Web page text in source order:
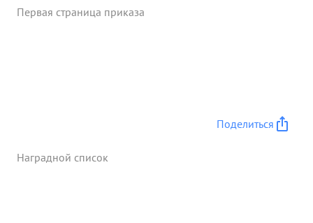
Зис-5 на 2 часа раньше срока доставил
Первая страница приказа
Поделиться
Наградной список